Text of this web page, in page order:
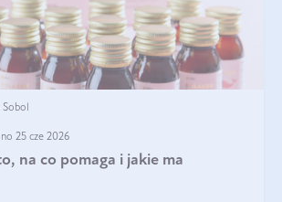
25 cze 2026
na co pomaga i jakie ma